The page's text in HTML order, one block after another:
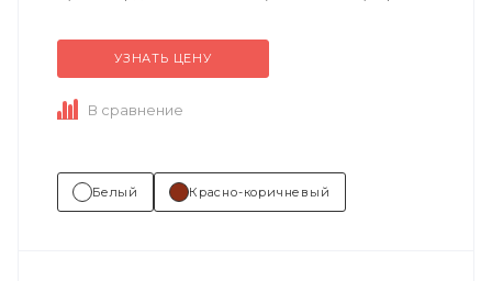
широкой гамме химикатов....
УЗНАТЬ ЦЕНУ
В сравнение
Белый Красно-коричневый